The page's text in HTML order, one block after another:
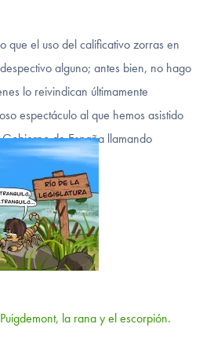
que el uso del calificativo zorras en
alguno; antes bien, no hago
lo reivindican últimamente
espectáculo al que hemos asistido
de España llamando
la rana y el escorpión.